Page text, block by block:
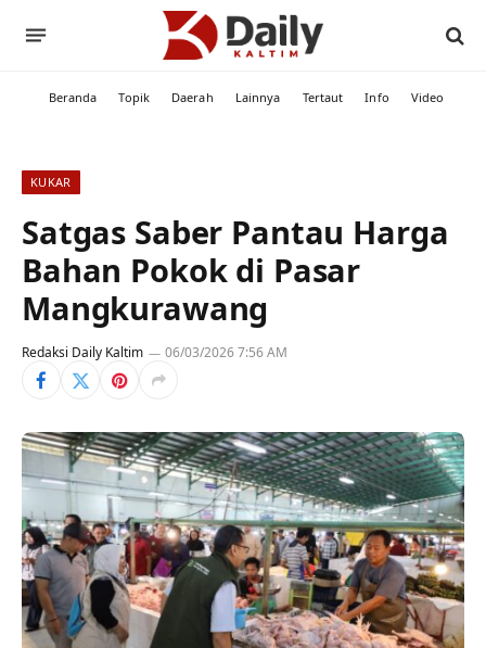
Beranda Topik Daerah Lainnya Tertaut Info Video
KUKAR
Satgas Saber Pantau Harga
Bahan Pokok di Pasar
Mangkurawang
Redaksi Daily Kaltim 06/03/2026 7:56 AM